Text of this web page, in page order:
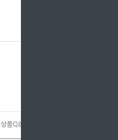
상품Q&A